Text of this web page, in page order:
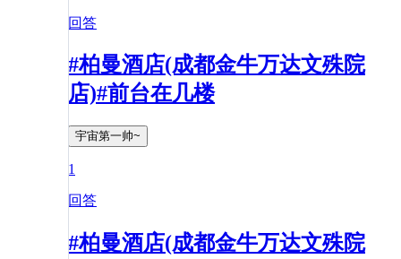
回答
#柏曼酒店(成都金牛万达文殊院
店)#前台在几楼
宇宙第一帅~
1
回答
#柏曼酒店(成都金牛万达文殊院